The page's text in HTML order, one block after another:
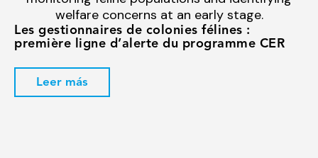
Les gestionnaires de colonies félines :
première ligne d’alerte du programme CER
Leer más